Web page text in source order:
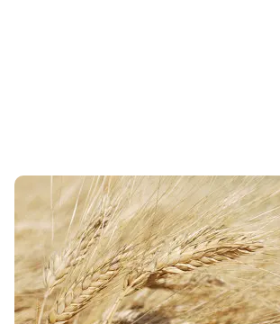
Dose d'azote sur blé dur :
rendement et taux de protéines
La qualité du blé dur à la récolte dépend
teneur en protéines. L...
15 JANV. 2026